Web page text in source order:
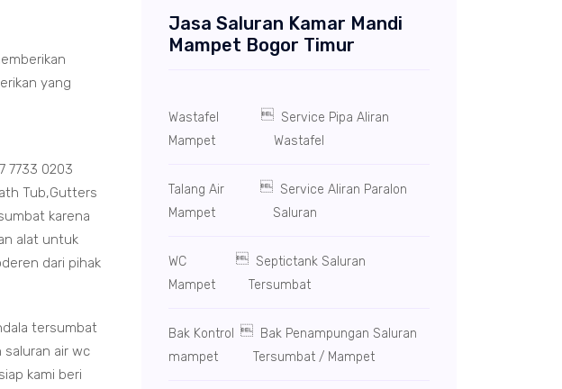
yang
7733 0203
Tub,Gutters
karena
alat untuk
dari pihak
tersumbat
air wc
kami beri
Jasa Saluran Kamar Mandi
Mampet Bogor Timur
Wastafel
Mampet
 Service Pipa Aliran
Wastafel
Talang Air
Mampet
Service Aliran Paralon
Saluran
WC
Mampet
 Septictank Saluran
Tersumbat
Bak Kontrol
mampet
 Bak Penampungan Saluran
Tersumbat / Mampet